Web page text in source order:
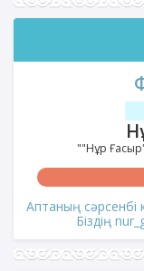
""Нұр
Аптаның сәрсенбі
Біздің